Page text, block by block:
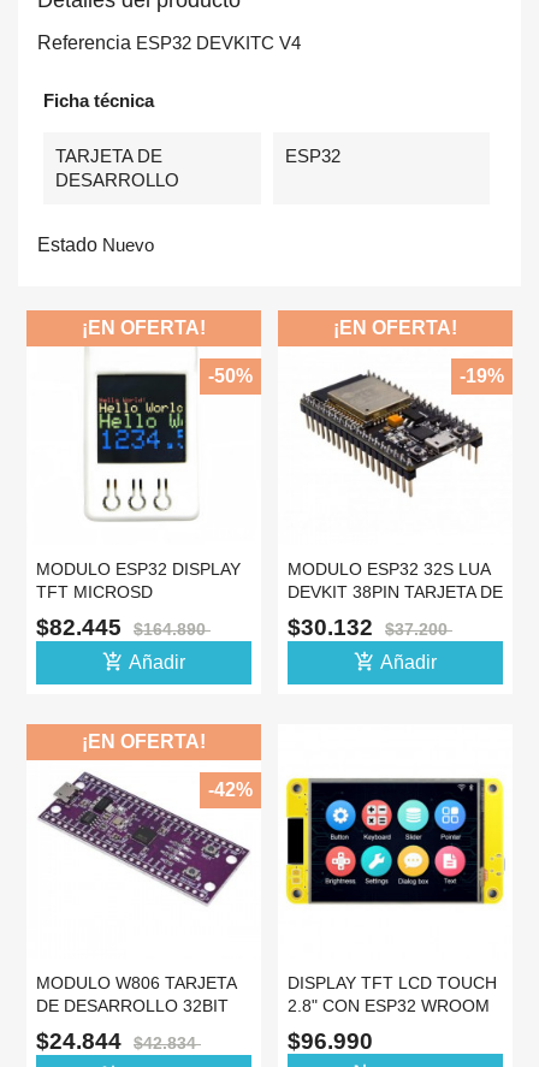
Referencia ESP32 DEVKITC V4
Ficha técnica
TARJETA DE
DESARROLLO
ESP32
Estado Nuevo
MODULO ESP32 DISPLAY
TFT MICROSD
BLUETOOTH WIFI PARA
ARDUINO
$82.445 $164.890
add_shopping_cart Añadir
¡EN OFERTA!
-50%
MODULO ESP32 32S LUA
DEVKIT 38PIN TARJETA DE
DESARROLLO
$30.132 $37.200
add_shopping_cart Añadir
¡EN OFERTA!
-19%
MODULO W806 TARJETA
DE DESARROLLO 32BIT
240MHZ STM32 6UARTS
$24.844 $42.834
¡EN OFERTA!
-42%
DISPLAY TFT LCD TOUCH
2.8" CON ESP32 WROOM
WIFI BLUETOOTH
$96.990